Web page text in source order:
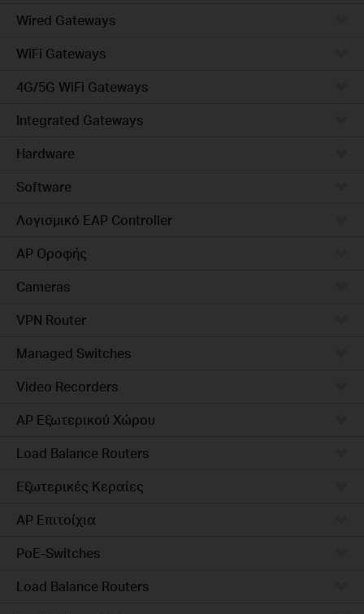
Wired Gateways
WiFi Gateways
4G/5G WiFi Gateways
Integrated Gateways
Hardware
Software
Λογισμικό EAP Controller
AP Οροφής
Cameras
VPN Router
Managed Switches
Video Recorders
AP Εξωτερικού Χώρου
Load Balance Routers
Εξωτερικές Κεραίες
AP Επιτοίχια
PoE-Switches
Load Balance Routers